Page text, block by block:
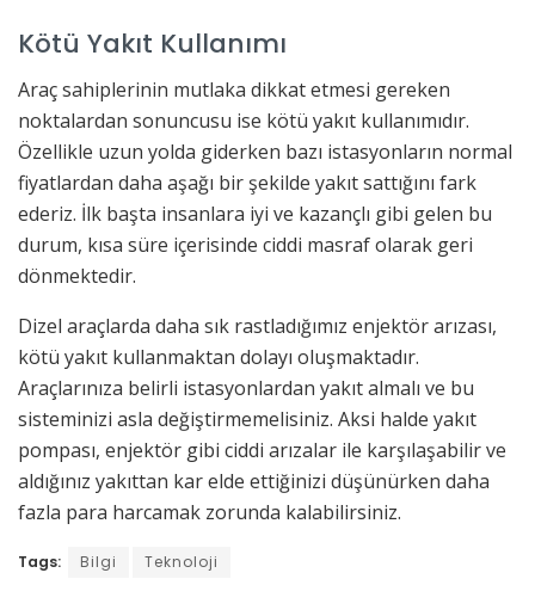
Kötü Yakıt Kullanımı
Araç sahiplerinin mutlaka dikkat etmesi gereken
noktalardan sonuncusu ise kötü yakıt kullanımıdır.
Özellikle uzun yolda giderken bazı istasyonların normal
fiyatlardan daha aşağı bir şekilde yakıt sattığını fark
ederiz. İlk başta insanlara iyi ve kazançlı gibi gelen bu
durum, kısa süre içerisinde ciddi masraf olarak geri
dönmektedir.
Dizel araçlarda daha sık rastladığımız enjektör arızası,
kötü yakıt kullanmaktan dolayı oluşmaktadır.
Araçlarınıza belirli istasyonlardan yakıt almalı ve bu
sisteminizi asla değiştirmemelisiniz. Aksi halde yakıt
pompası, enjektör gibi ciddi arızalar ile karşılaşabilir ve
aldığınız yakıttan kar elde ettiğinizi düşünürken daha
fazla para harcamak zorunda kalabilirsiniz.
Tags: Bilgi Teknoloji